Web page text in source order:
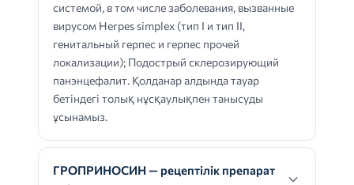
системой, в том числе заболевания, вызванные
вирусом Herpes simplex (тип I и тип II,
генитальный герпес и герпес прочей
локализации); Подострый склерозирующий
панэнцефалит. Қолданар алдында тауар
бетіндегі толық нұсқаулықпен танысуды
ұсынамыз.
ГРОПРИНОСИН — рецептілік препарат